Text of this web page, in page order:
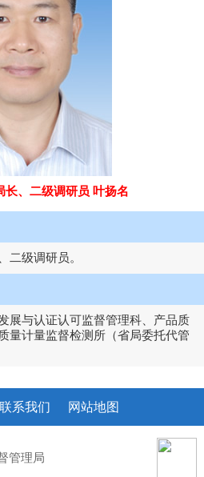
长、二级调研员 叶扬名
二级调研员。
展与认证认可监督管理科、产品质
量计量监督检测所（省局委托代管
联系我们 网站地图
管理局